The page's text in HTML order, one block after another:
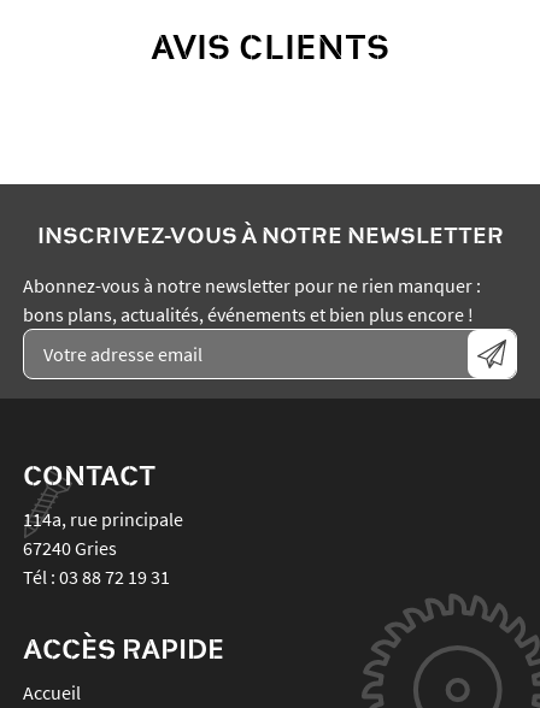
AVIS CLIENTS
INSCRIVEZ-VOUS À NOTRE NEWSLETTER
Abonnez-vous à notre newsletter pour ne rien manquer :
bons plans, actualités, événements et bien plus encore !
CONTACT
114a, rue principale
67240Gries
Tél : 03 88 72 19 31
ACCÈS RAPIDE
Accueil